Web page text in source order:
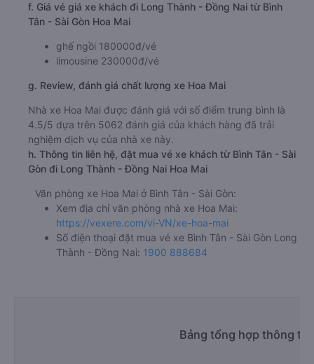
f. Giá vé giá xe khách đi Long Thành - Đồng Nai từ Bình
Tân - Sài Gòn Hoa Mai
ghế ngồi 180000đ/vé
limousine 230000đ/vé
g. Review, đánh giá chất lượng xe Hoa Mai
Nhà xe Hoa Mai được đánh giá với số điểm trung bình là
4.5/5 dựa trên 5062 đánh giá của khách hàng đã trải
nghiệm dịch vụ của nhà xe này.
h. Thông tin liên hệ, đặt mua vé xe khách từ Bình Tân - Sài
Gòn đi Long Thành - Đồng Nai Hoa Mai
Văn phòng xe Hoa Mai ở Bình Tân - Sài Gòn:
Xem địa chỉ văn phòng nhà xe Hoa Mai:
https://vexere.com/vi-VN/xe-hoa-mai
Số điện thoại đặt mua vé xe Bình Tân - Sài Gòn Long
Thành - Đồng Nai: 1900 888684
Bảng tổng hợp thông